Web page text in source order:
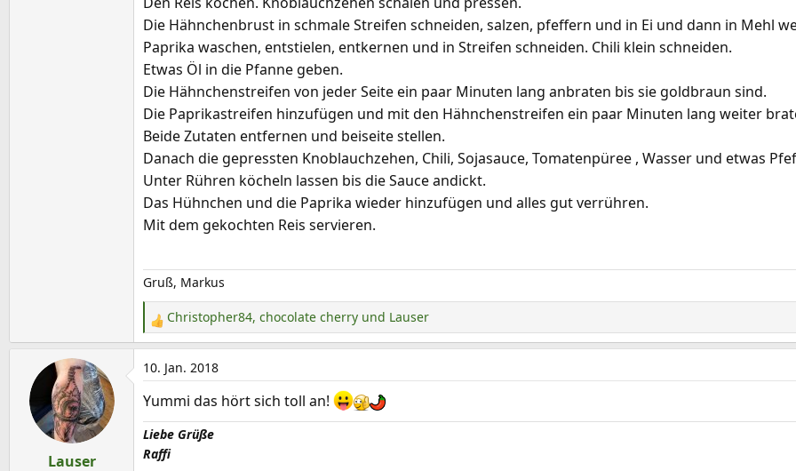
Die Hähnchenbrust in schmale Streifen schneiden, salzen, pfeffern und in Ei und dann in Mehl
Paprika waschen, entstielen, entkernen und in Streifen schneiden. Chili klein schneiden.
Etwas Öl in die Pfanne geben.
Die Hähnchenstreifen von jeder Seite ein paar Minuten lang anbraten bis sie goldbraun sind.
Die Paprikastreifen hinzufügen und mit den Hähnchenstreifen ein paar Minuten lang weiter
Beide Zutaten entfernen und beiseite stellen.
Danach die gepressten Knoblauchzehen, Chili, Sojasauce, Tomatenpüree , Wasser und etwas
Unter Rühren köcheln lassen bis die Sauce andickt.
Das Hühnchen und die Paprika wieder hinzufügen und alles gut verrühren.
Mit dem gekochten Reis servieren.
Gruß, Markus
R
e
a
k
t
i
o
n
Christopher84, chocolate cherry und Lauser
Lauser
10. Jan. 2018
Yummi das hört sich toll an!
Liebe Grüße
Raffi